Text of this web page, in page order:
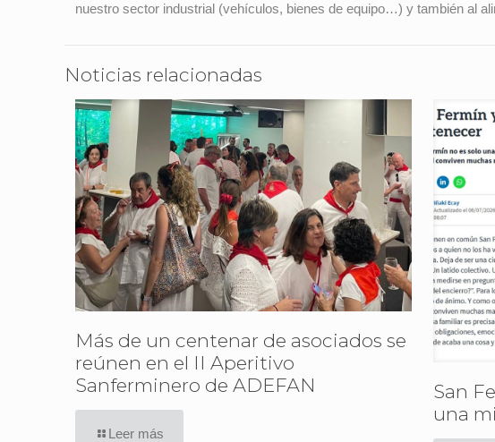
nuestro sector industrial (vehículos, bienes de equipo…) y también al
Noticias relacionadas
Más de un centenar de asociados se
reúnen en el II Aperitivo
Sanferminero de ADEFAN
Leer más
San
una